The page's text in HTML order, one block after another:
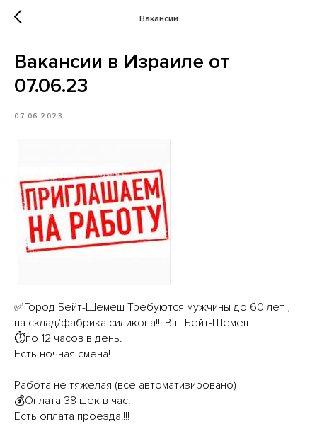
Вакансии
Вакансии в Израиле от
07.06.23
07.06.2023
✅Город Бейт-Шемеш Требуются мужчины до 60 лет ,
на склад/фабрика силикона!!! В г. Бейт-Шемеш
⏱по 12 часов в день.
Есть ночная смена!
Работа не тяжелая (всё автоматизировано)
💰Оплата 38 шек в час.
Есть оплата проезда!!!!